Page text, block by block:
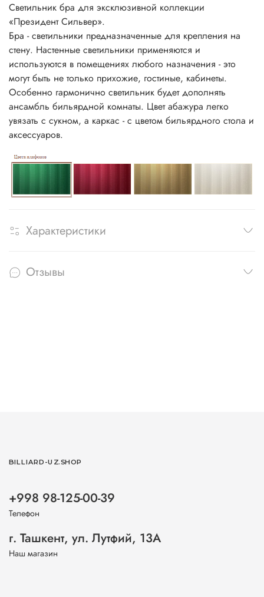
Светильник бра для эксклюзивной коллекции
«Президент Сильвер».
Бра - светильники предназначенные для крепления на
стену. Настенные светильники применяются и
используются в помещениях любого назначения - это
могут быть не только прихожие, гостиные, кабинеты.
Особенно гармонично светильник будет дополнять
ансамбль бильярдной комнаты. Цвет абажура легко
увязать с сукном, а каркас - с цветом бильярдного стола и
аксессуаров.
Характеристики
Отзывы
BILLIARD-UZ.SHOP
+998 98-125-00-39
Телефон
г. Ташкент, ул. Лутфий, 13А
Наш магазин